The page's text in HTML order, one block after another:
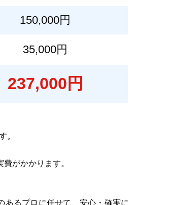
150,000円
35,000円
237,000円
。
がかかります。
あるプロに任せて、安心・確実に